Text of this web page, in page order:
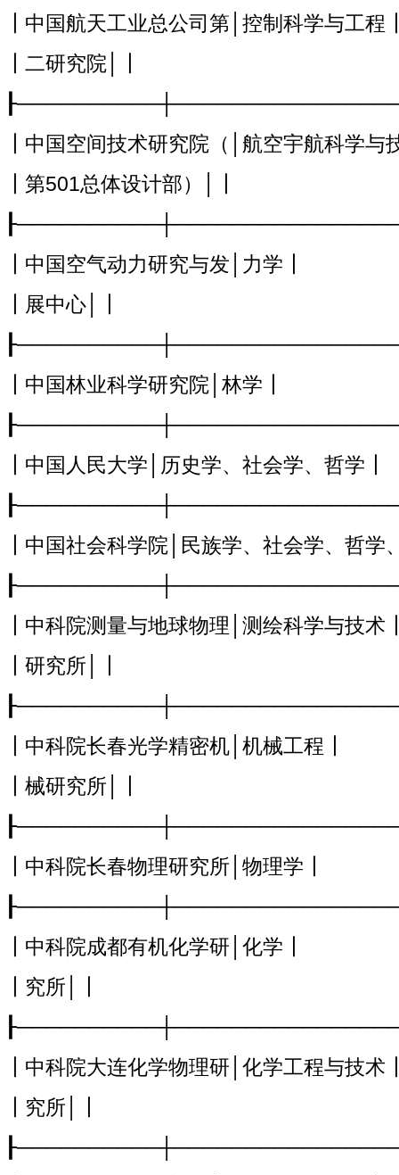
┃中国航天工业总公司第│控制科学与工程
┃二研究院│┃
┃中国空间技术研究院（│航空宇航科学与
┃第501总体设计部）│┃
┃中国空气动力研究与发│力学┃
┃展中心│┃
┃中国林业科学研究院│林学┃
┃中国人民大学│历史学、社会学、哲学┃
┃中国社会科学院│民族学、社会学、哲
┃中科院测量与地球物理│测绘科学与技术
┃研究所│┃
┃中科院长春光学精密机│机械工程┃
┃械研究所│┃
┃中科院长春物理研究所│物理学┃
┃中科院成都有机化学研│化学┃
┃究所│┃
┃中科院大连化学物理研│化学工程与技术
┃究所│┃